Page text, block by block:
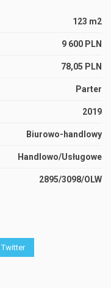
123 m2
9 600 PLN
78,05 PLN
Parter
2019
Biurowo-handlowy
Handlowo/Usługowe
2895/3098/OLW
Twitter